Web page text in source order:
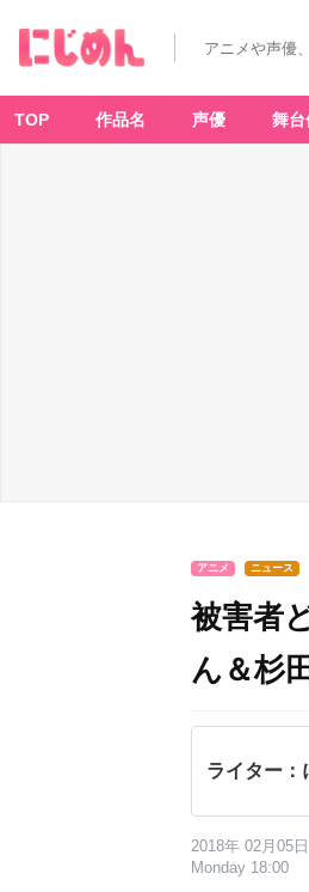
アニメや声優
TOP 作品名 声優 舞台
アニメ ニュース
被害者
ん＆杉
ライター：
2018年 02月05日
Monday 18:00